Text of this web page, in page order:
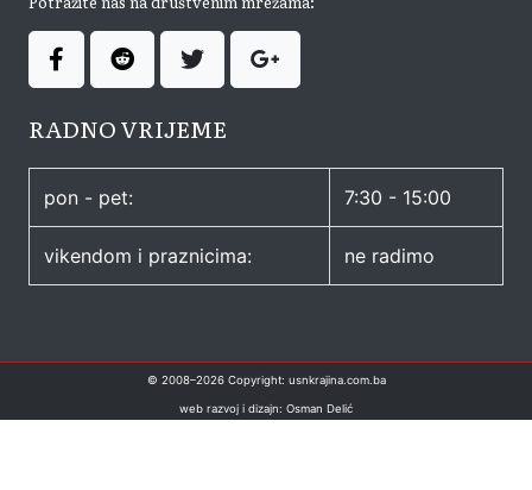
RADNO VRIJEME
pon - pet: 7:30 - 15:00
vikendom i praznicima: ne radimo
© 2008–2026Copyright: usnkrajina.com.ba
web razvoj i dizajn: Osman Delić